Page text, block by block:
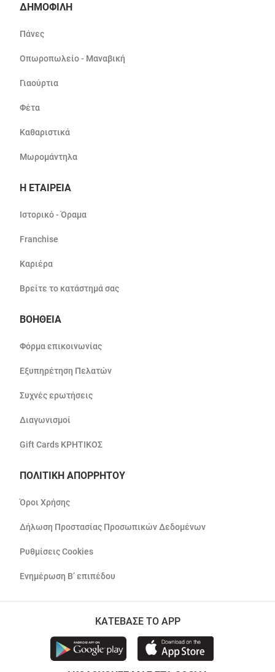
ΔΗΜΟΦΙΛΗ
Πάνες
Οπωροπωλείο - Μαναβική
Γιαούρτια
Φέτα
Καθαριστικά
Μωρομάντηλα
Η ΕΤΑΙΡΕΙΑ
Ιστορικό - Όραμα
Franchise
Καριέρα
Βρείτε το κατάστημά σας
ΒΟΗΘΕΙΑ
Φόρμα επικοινωνίας
Εξυπηρέτηση Πελατών
Συχνές ερωτήσεις
Διαγωνισμοί
Gift Cards ΚΡΗΤΙΚΟΣ
ΠΟΛΙΤΙΚΗ ΑΠΟΡΡΗΤΟΥ
Όροι Χρήσης
Δήλωση Προστασίας Προσωπικών Δεδομένων
Ρυθμίσεις Cookies
Ενημέρωση Β’ επιπέδου
ΚΑΤΕΒΑΣΕ ΤΟ APP